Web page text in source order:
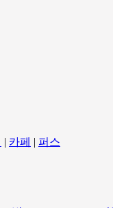
| 카페 | 퍼스